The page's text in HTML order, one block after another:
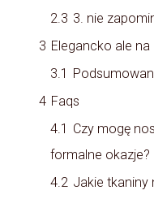
2.3 3. nie
3 Elegancko ale
3.1
4 Faqs
4.1 Czy mogę
formalne okazje?
4.2 Jakie tkaniny